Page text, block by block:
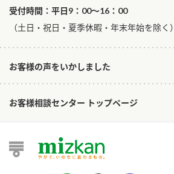
受付時間：平日9：00～16：00
​（土日・祝日・夏季休暇・年末年始を除く）
お客様の声をいかしました
お客様相談センター トップページ